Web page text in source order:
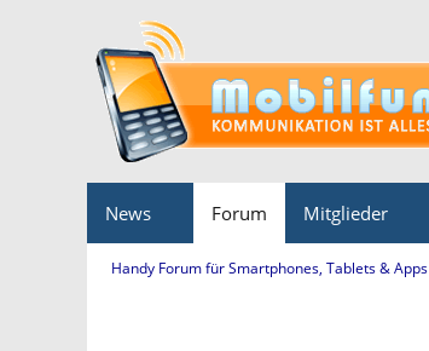
News Forum Mitglieder
Handy Forum für Smartphones, Tablets & Apps